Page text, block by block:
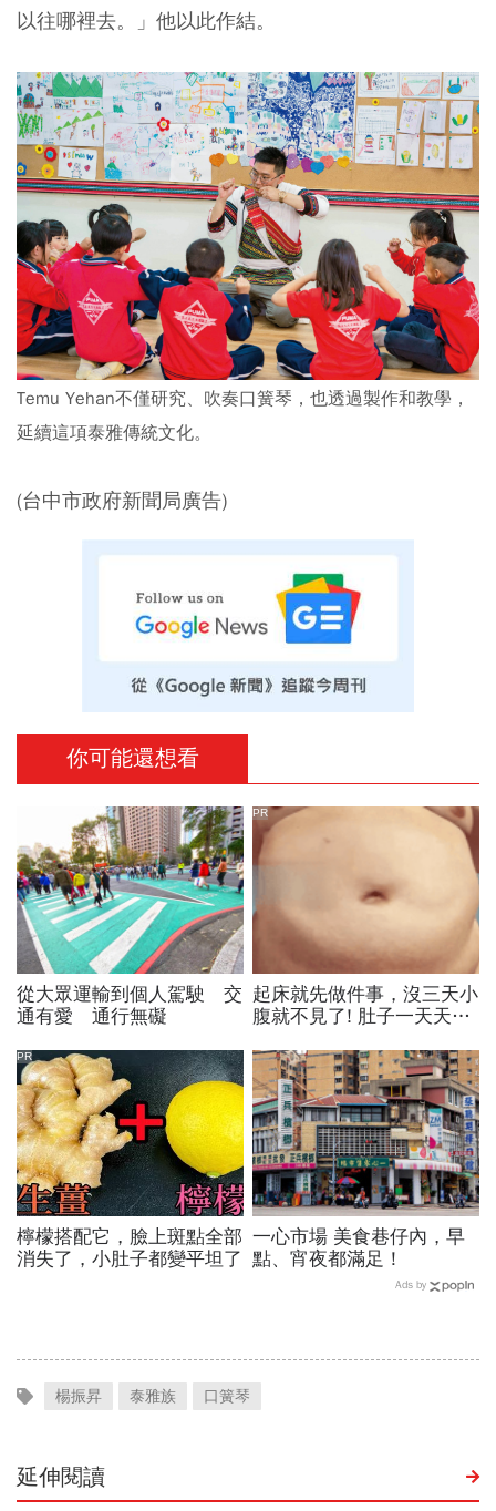
以往哪裡去。」他以此作結。
Temu Yehan不僅研究、吹奏口簧琴，也透過製作和教學，
延續這項泰雅傳統文化。
(台中市政府新聞局廣告)
你可能還想看
從大眾運輸到個人駕駛 交
通有愛 通行無礙
起床就先做件事，沒三天小
腹就不見了! 肚子一天天變
PR
檸檬搭配它，臉上斑點全部
消失了，小肚子都變平坦了
PR
一心市場 美食巷仔內，早
點、宵夜都滿足！
Ads by
楊振昇 泰雅族 口簧琴
延伸閱讀